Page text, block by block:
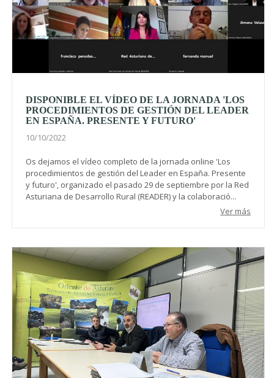
DISPONIBLE EL VÍDEO DE LA JORNADA 'LOS
PROCEDIMIENTOS DE GESTIÓN DEL LEADER
EN ESPAÑA. PRESENTE Y FUTURO'
10/10/2022
Os dejamos el vídeo completo de la jornada online 'Los
procedimientos de gestión del Leader en España. Presente
y futuro', organizado el pasado 29 de septiembre por la Red
Asturiana de Desarrollo Rural (READER) y la colaboració...
Ver más